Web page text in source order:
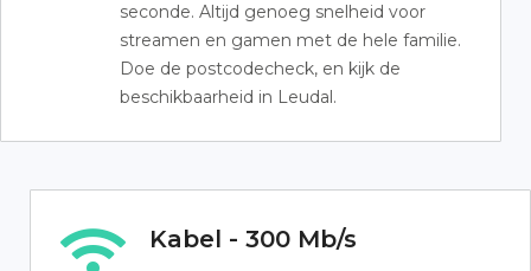
seconde. Altijd genoeg snelheid voor
streamen en gamen met de hele familie.
Doe de postcodecheck, en kijk de
beschikbaarheid in Leudal.
Kabel - 300 Mb/s